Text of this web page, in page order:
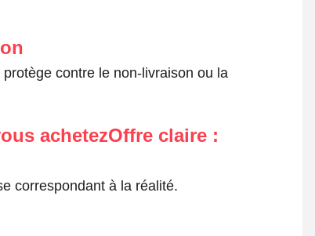
contre le non-livraison ou la
achetezOffre claire :
correspondant à la réalité.